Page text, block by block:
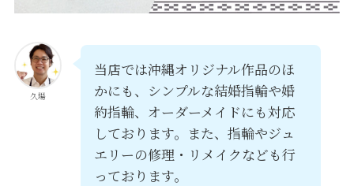
久場
当店では沖縄オリジナル作品のほ
かにも、シンプルな結婚指輪や婚
約指輪、オーダーメイドにも対応
しております。また、指輪やジュ
エリーの修理・リメイクなども行
っております。